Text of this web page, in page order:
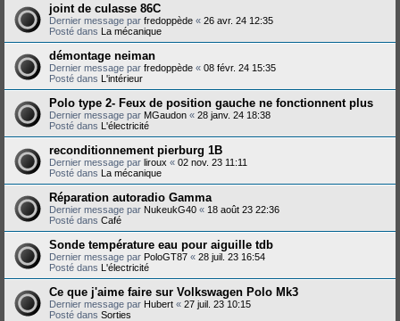
joint de culasse 86C
Dernier message par fredoppède « 26 avr. 24 12:35
Posté dans La mécanique
démontage neiman
Dernier message par fredoppède « 08 févr. 24 15:35
Posté dans L'intérieur
Polo type 2- Feux de position gauche ne fonctionnent plus
Dernier message par MGaudon « 28 janv. 24 18:38
Posté dans L'électricité
reconditionnement pierburg 1B
Dernier message par liroux « 02 nov. 23 11:11
Posté dans La mécanique
Réparation autoradio Gamma
Dernier message par NukeukG40 « 18 août 23 22:36
Posté dans Café
Sonde température eau pour aiguille tdb
Dernier message par PoloGT87 « 28 juil. 23 16:54
Posté dans L'électricité
Ce que j'aime faire sur Volkswagen Polo Mk3
Dernier message par Hubert « 27 juil. 23 10:15
Posté dans Sorties